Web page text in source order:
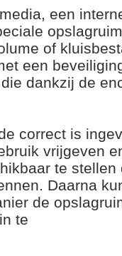
een
of
een
dankzij de
correct is
vrijgeven
te stellen
Daarna
de
te